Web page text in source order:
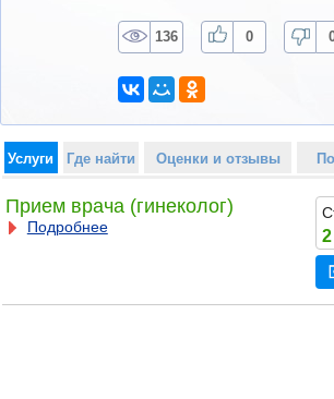
136 0
Услуги Где найти Оценки и отзывы
Прием врача (гинеколог)
Подробнее